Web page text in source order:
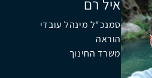
איל רם
סמנכ"ל מינהל עובדי
הוראה
משרד החינוך